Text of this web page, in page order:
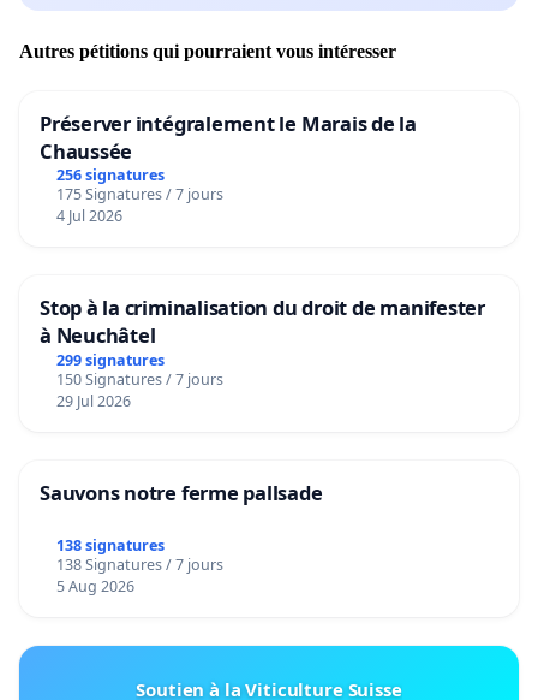
Autres pétitions qui pourraient vous intéresser
Préserver intégralement le Marais de la
Chaussée
256 signatures
175 Signatures / 7 jours
4 Jul 2026
Stop à la criminalisation du droit de manifester
à Neuchâtel
299 signatures
150 Signatures / 7 jours
29 Jul 2026
Sauvons notre ferme pallsade
138 signatures
138 Signatures / 7 jours
5 Aug 2026
Soutien à la Viticulture Suisse